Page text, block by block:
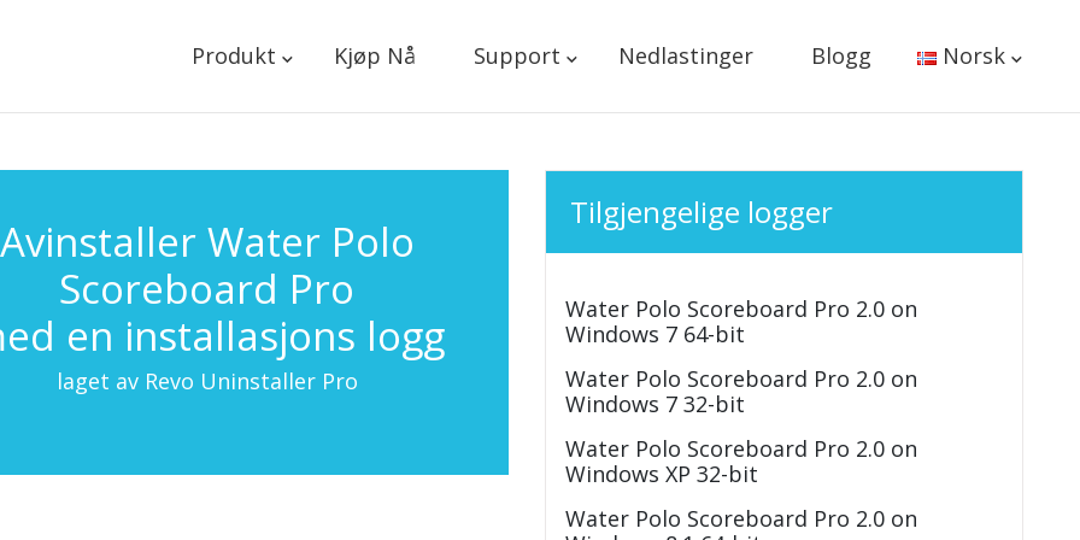
Produkt Kjøp Nå Support Nedlastinger Blogg Norsk
Avinstaller Water Polo
Scoreboard Pro
en installasjons logg
laget av Revo Uninstaller Pro
Tilgjengelige logger
Water Polo Scoreboard Pro 2.0 on
Windows 7 64-bit
Water Polo Scoreboard Pro 2.0 on
Windows 7 32-bit
Water Polo Scoreboard Pro 2.0 on
Windows XP 32-bit
Water Polo Scoreboard Pro 2.0 on